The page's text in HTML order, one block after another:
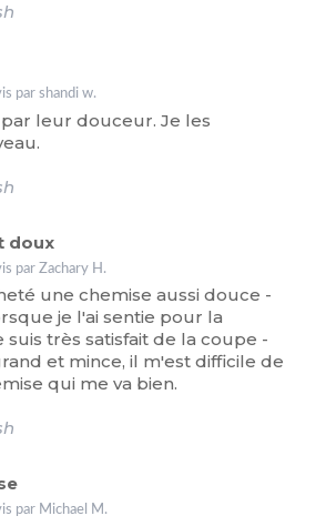
par shandi w.
leur douceur. Je les
doux
par Zachary H.
une chemise aussi douce -
je l'ai sentie pour la
suis très satisfait de la coupe -
et mince, il m'est difficile de
qui me va bien.
par Michael M.